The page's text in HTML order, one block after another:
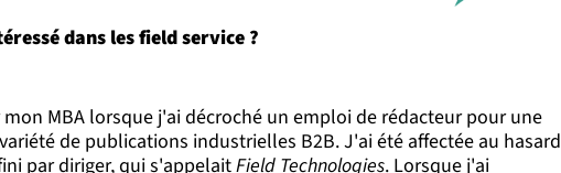
dans les field service ?
MBA lorsque j'ai décroché un emploi de rédacteur pour une
de publications industrielles B2B. J'ai été affectée au hasard
par diriger, qui s'appelaitField Technologies. Lorsque j'ai